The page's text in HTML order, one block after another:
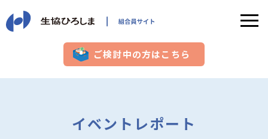
ご検討中の方はこちら
イベントレポート